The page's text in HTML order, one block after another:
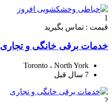
1
قیمت : تماس بگیرید
خدمات برقی خانگی و تجاری
Toronto ، North York
7 سال قبل
2